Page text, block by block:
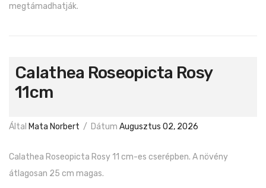
megtámadhatják.
Calathea Roseopicta Rosy
11cm
Által Mata Norbert / Dátum Augusztus 02, 2026
Calathea Roseopicta Rosy 11 cm-es cserépben. A növény
átlagosan 25 cm magas.